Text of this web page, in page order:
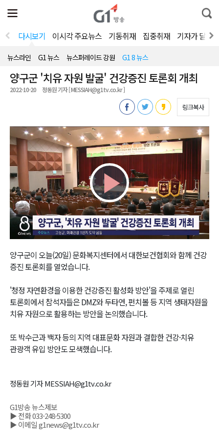
전
체
뉴
열
통
합
색
다시보기 이시각 주요뉴스 기동취재 집중취재 기자가 달려
뉴스라인 G1 뉴스 뉴스퍼레이드 강원 G1 8 뉴스
양구군 '치유 자원 발굴' 건강증진 토론회 개최
2022-10-20 정동원 기자 [ MESSIAH@g1tv.co.kr ]
링크복사
Play
Video
양구군이 오늘(20일) 문화복지센터에서 대한보건협회와 함께 건강
증진 토론회를 열었습니다.
'청정 자연환경을 이용한 건강증진 활성화 방안'을 주제로 열린
토론회에서 참석자들은 DMZ와 두타연, 펀치볼 등 지역 생태자원을
치유 자원으로 활용하는 방안을 논의했습니다.
또 박수근과 백자 등의 지역 대표문화 자원과 결합한 건강·치유
관광객 유입 방안도 모색했습니다.
정동원 기자 MESSIAH@g1tv.co.kr
G1방송 뉴스제보
▶ 전화 033-248-5300
▶ 이메일 g1news@g1tv.co.kr